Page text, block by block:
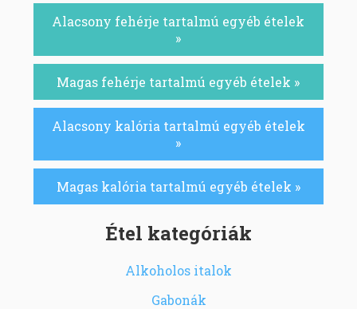
Alacsony fehérje tartalmú egyéb ételek
»
Magas fehérje tartalmú egyéb ételek »
Alacsony kalória tartalmú egyéb ételek
»
Magas kalória tartalmú egyéb ételek »
Étel kategóriák
Alkoholos italok
Gabonák